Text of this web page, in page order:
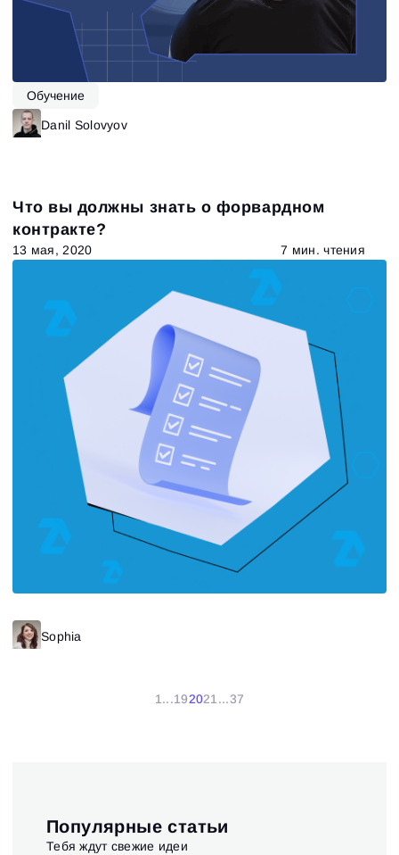
Обучение
Danil Solovyov
Что вы должны знать о форвардном
контракте?
13 мая, 2020 7 мин. чтения
Sophia
1 ...192021 ...37
Популярные статьи
Тебя ждут свежие идеи